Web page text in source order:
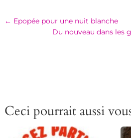
← Epopée pour une nuit blanche
Du nouveau dans les
Ceci pourrait aussi